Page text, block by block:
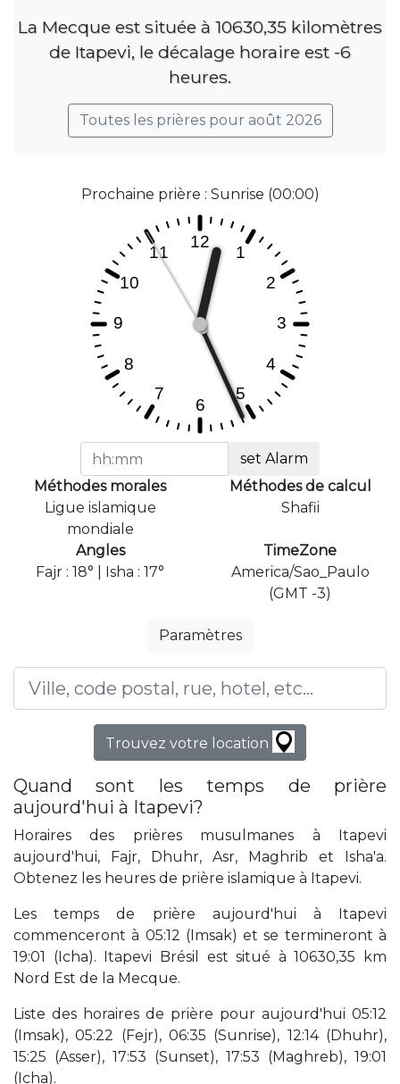
La Mecque est située à 10630,35 kilomètres
de Itapevi, le décalage horaire est -6
heures.
Toutes les prières pour août 2026
Prochaine prière : Sunrise (00:00)
set Alarm
Méthodes morales
Ligue islamique
mondiale
Méthodes de calcul
Shafii
Angles
Fajr : 18° | Isha : 17°
TimeZone
America/Sao_Paulo
(GMT -3)
Paramètres
Trouvez votre location
Quand sont les temps de prière
aujourd'hui à Itapevi?
Horaires des prières musulmanes à Itapevi
aujourd'hui, Fajr, Dhuhr, Asr, Maghrib et Isha'a.
Obtenez les heures de prière islamique à Itapevi.
Les temps de prière aujourd'hui à Itapevi
commenceront à 05:12 (Imsak) et se termineront à
19:01 (Icha). Itapevi Brésil est situé à 10630,35 km
Nord Est de la Mecque.
Liste des horaires de prière pour aujourd'hui 05:12
(Imsak), 05:22 (Fejr), 06:35 (Sunrise), 12:14 (Dhuhr),
15:25 (Asser), 17:53 (Sunset), 17:53 (Maghreb), 19:01
(Icha).